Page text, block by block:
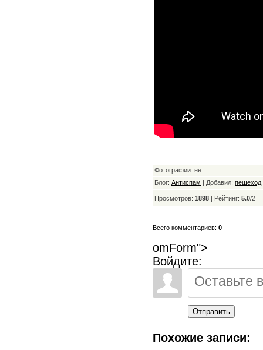
Фотографии: нет
Блог: Антиспам | Добавил: пешеход
Просмотров: 1898 | Рейтинг: 5.0/2
Всего комментариев: 0
omForm">
Войдите:
Отправить
Похожие записи: